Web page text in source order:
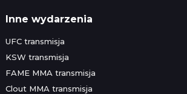
Inne wydarzenia
UFC transmisja
KSW transmisja
FAME MMA transmisja
Clout MMA transmisja